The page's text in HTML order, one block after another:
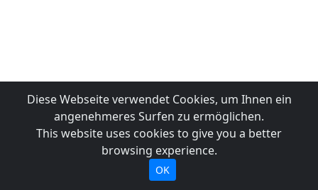
Diese Webseite verwendet Cookies, um Ihnen ein
angenehmeres Surfen zu ermöglichen.
This website uses cookies to give you a better
browsing experience.
OK